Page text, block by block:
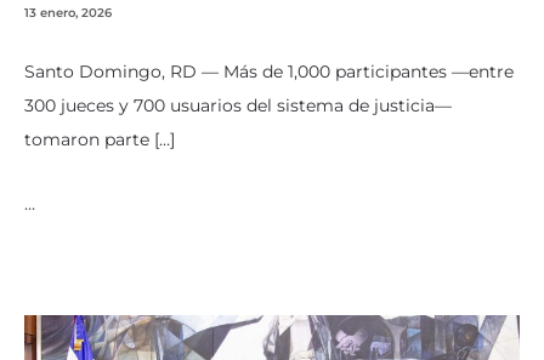
13 enero, 2026
Santo Domingo, RD — Más de 1,000 participantes —entre
300 jueces y 700 usuarios del sistema de justicia—
tomaron parte […]
…